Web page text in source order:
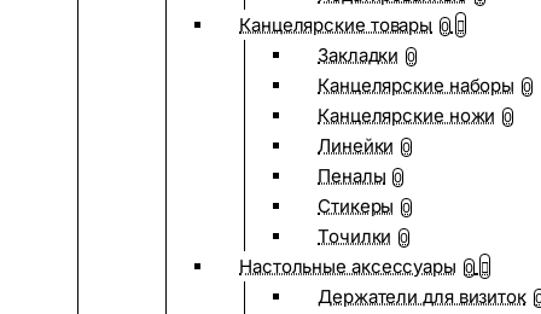
Канцелярские товары 0
Закладки 0
Канцелярские наборы 0
Канцелярские ножи 0
Линейки 0
Пеналы 0
Стикеры 0
Точилки 0
Настольные аксессуары 0
Держатели для визиток